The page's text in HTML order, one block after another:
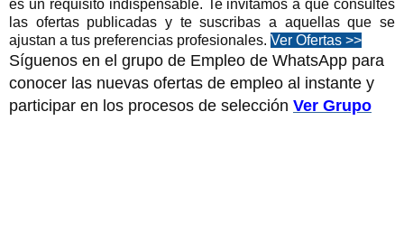
es un requisito indispensable. Te invitamos a que consultes
las ofertas publicadas y te suscribas a aquellas que se
ajustan a tus preferencias profesionales. Ver Ofertas >>
Síguenos en el grupo de Empleo de WhatsApp para
conocer las nuevas ofertas de empleo al instante y
participar en los procesos de selección Ver Grupo